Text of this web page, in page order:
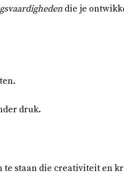
die je
druk.
te staan die creativiteit en